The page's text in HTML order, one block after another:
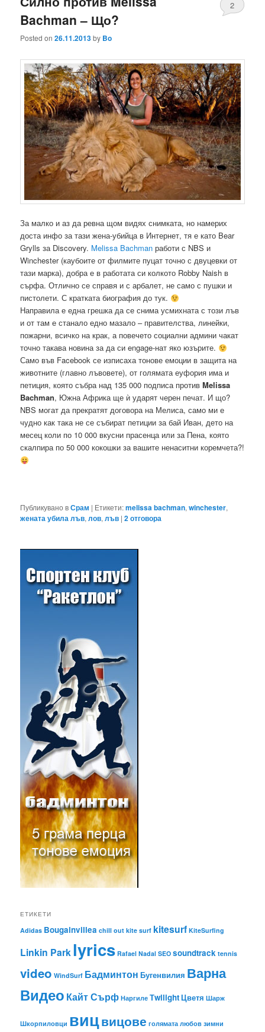
Bachman – Що?
Posted on26.11.2013by Bo
2
За малко и аз да ревна щом видях снимката, но намерих
доста инфо за тази жена-убийца в Интернет, тя е като Bear
Grylls за Discovery. Melissa Bachman работи с NBS и
Winchester (каубоите от филмите пуцат точно с двуцевки от
тази марка), добра е в работата си колкото Robby Naish в
сърфа. Отлично се справя и с арбалет, не само с пушки и
пистолети. С кратката биография до тук.
Направила е една грешка да се снима усмихната с този лъв
и от там е станало едно мазало – правителства, линейки,
пожарни, всичко на крак, а повечето социални админи чакат
точно такава новина за да си engage-нат яко юзърите.
Само във Facebook се изписаха тонове емоции в защита на
животните (главно лъвовете), от голямата еуфория има и
петиция, която събра над 135 000 подписа противMelissa
Bachman, Южна Африка ще ѝ ударят черен печат. И що?
NBS могат да прекратят договора на Мелиса, само ми е
чудно как така не се събират петиции за бай Иван, дето на
месец коли по 10 000 вкусни прасенца или за Пена, която
скалпира по 50 000 кокошки за вашите ненаситни коремчета?!
Публикувано вСрам | Етикети:melissa bachman,winchester,
жената убила лъв,лов,лъв |2отговора
ЕТИКЕТИ
Adidas Bougainvillea chill out kite surf kitesurf KiteSurfing
Linkin Parklyrics Rafael Nadal SEO soundtrack tennis
video WindSurf Бадминтон Бугенвилия Варна
Видео Кайт Сърф Наргиле ТwilightЦветя Шарж
Шкорпиловци вицвицове голямата любов зимни